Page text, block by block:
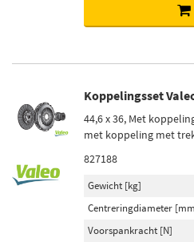
Koppelingsset
44,6 x 36, Met
met koppeling met
827188
Gewicht [kg]
Centreringdiameter
Voorspankracht [N]